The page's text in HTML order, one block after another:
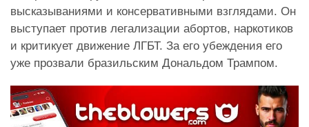
высказываниями и консервативными взглядами. Он
выступает против легализации абортов, наркотиков
и критикует движение ЛГБТ. За его убеждения его
уже прозвали бразильским Дональдом Трампом.